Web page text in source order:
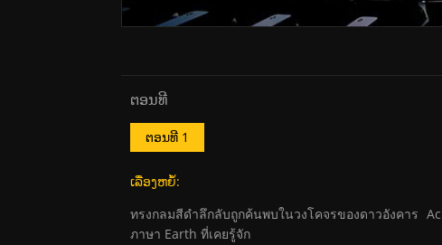
ຕອນທີ
ຕອນທີ 1
ເລື່ອງຫຍໍ້:
ทรงกลมสีดำลึกลับถูกค้นพบในวงโคจรของดาวอังคาร
ภาษา Earth ที่เคยรู้จัก